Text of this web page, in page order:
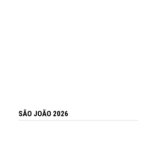
SÃO JOÃO 2026